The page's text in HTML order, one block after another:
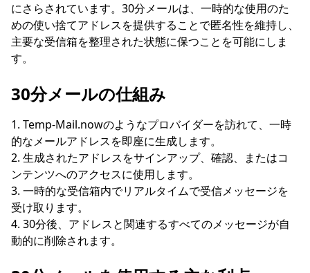
受信メールを待っています...
更新
にさらされています。30分メールは、一時的な使用のた
めの使い捨てアドレスを提供することで匿名性を維持し、
主要な受信箱を整理された状態に保つことを可能にしま
す。
30分メールの仕組み
Temp-Mail.nowのようなプロバイダーを訪れて、一時
的なメールアドレスを即座に生成します。
生成されたアドレスをサインアップ、確認、またはコ
ンテンツへのアクセスに使用します。
一時的な受信箱内でリアルタイムで受信メッセージを
受け取ります。
30分後、アドレスと関連するすべてのメッセージが自
動的に削除されます。